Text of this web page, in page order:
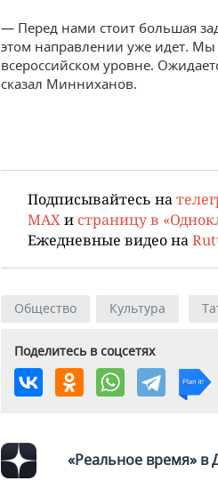
— Перед нами стоит большая
этом направлении уже идет.
всероссийском уровне.
сказал Минниханов.
Подписывайтесь на
MAXи страницу в
Ежедневные видео на
Общество Культура
Поделитесь в соцсетях
«Реальное время» в